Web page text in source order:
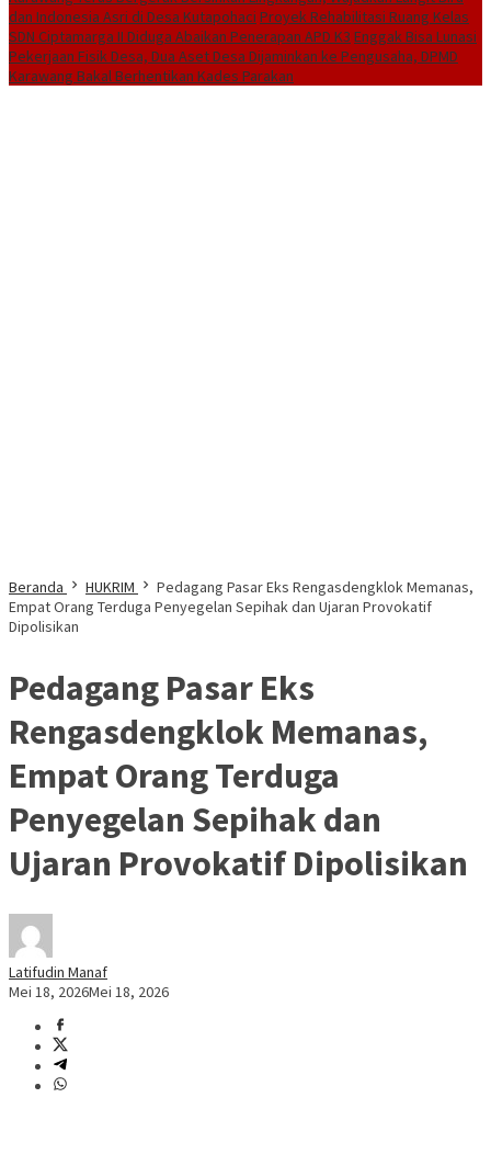
dan Indonesia Asri di Desa Kutapohaci Proyek Rehabilitasi Ruang Kelas
SDN Ciptamarga II Diduga Abaikan Penerapan APD K3 Enggak Bisa Lunasi
Pekerjaan Fisik Desa, Dua Aset Desa Dijaminkan ke Pengusaha, DPMD
Karawang Bakal Berhentikan Kades Parakan
Beranda HUKRIM
Pedagang Pasar Eks Rengasdengklok Memanas,
Empat Orang Terduga Penyegelan Sepihak dan Ujaran Provokatif
Dipolisikan
Pedagang Pasar Eks
Rengasdengklok Memanas,
Empat Orang Terduga
Penyegelan Sepihak dan
Ujaran Provokatif Dipolisikan
Latifudin Manaf
Mei 18, 2026Mei 18, 2026